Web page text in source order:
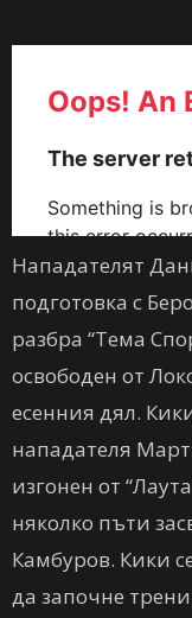
Нападателят
подготовка с
разбра “Тема
освободен от
есенния дял.
нападателя
изгонен от
няколко пъти
Камбуров. Кики
да започне